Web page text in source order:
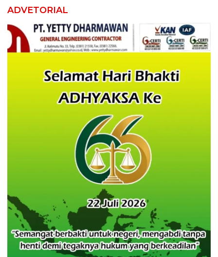
ADVETORIAL